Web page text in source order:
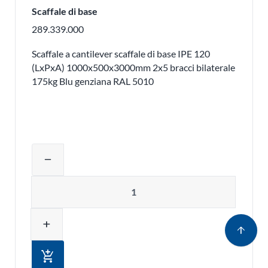
Scaffale di base
289.339.000
Scaffale a cantilever scaffale di base IPE 120
(LxPxA) 1000x500x3000mm 2x5 bracci bilaterale
175kg Blu genziana RAL 5010
remove
add
add_shopping_cart
arrow_upward